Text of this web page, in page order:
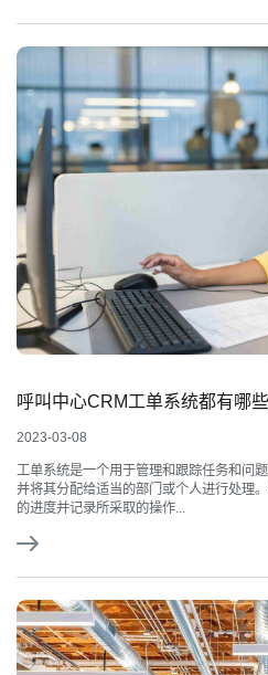
呼叫中心CRM工单系统都有哪些
2023-03-08
工单系统是一个用于管理和跟踪任务和问
并将其分配给适当的部门或个人进行处理
的进度并记录所采取的操作...